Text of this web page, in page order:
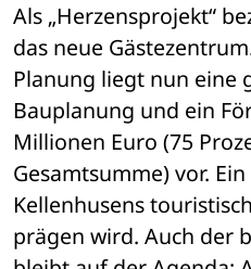
Als „Herzensprojekt“
das neue
Planung liegt nun eine
Bauplanung und ein
Millionen Euro (75
Gesamtsumme) vor.
Kellenhusens
prägen wird. Auch der